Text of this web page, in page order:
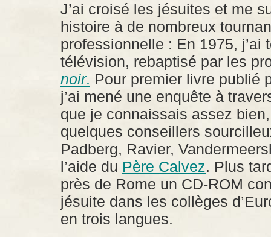
J’ai croisé les jésuites et me
histoire à de nombreux
professionnelle : En 1975, j’ai
télévision, rebaptisé par les
noir. Pour premier livre publié
j’ai mené une enquête à
que je connaissais assez
quelques conseillers
Padberg, Ravier,
l’aide du Père Calvez. Plus
près de Rome un CD-ROM
jésuite dans les collèges
en trois langues.